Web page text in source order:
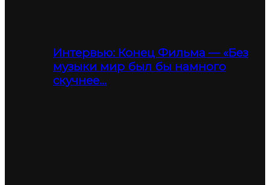
Интервью: Конец Фильма — «Без
музыки мир был бы намного
скучнее…